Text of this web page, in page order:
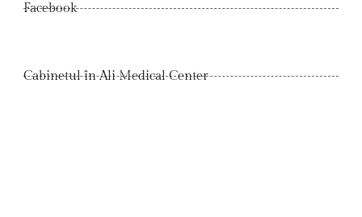
Facebook
Cabinetul în Ali Medical Center